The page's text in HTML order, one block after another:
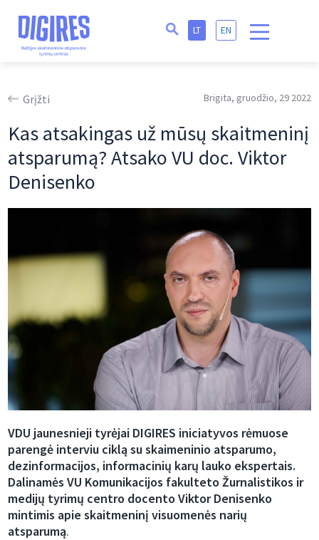
LT EN
Grįžti Brigita, gruodžio, 29 2022
Kas atsakingas už mūsų skaitmeninį
atsparumą? Atsako VU doc. Viktor
Denisenko
VDU jaunesnieji tyrėjai DIGIRES iniciatyvos rėmuose
parengė interviu ciklą su skaimeninio atsparumo,
dezinformacijos, informacinių karų lauko ekspertais.
DalinamėsVU Komunikacijos fakulteto Žurnalistikos ir
medijų tyrimų centro docento Viktor Denisenko
mintimis apie skaitmeninį visuomenės narių
atsparumą.